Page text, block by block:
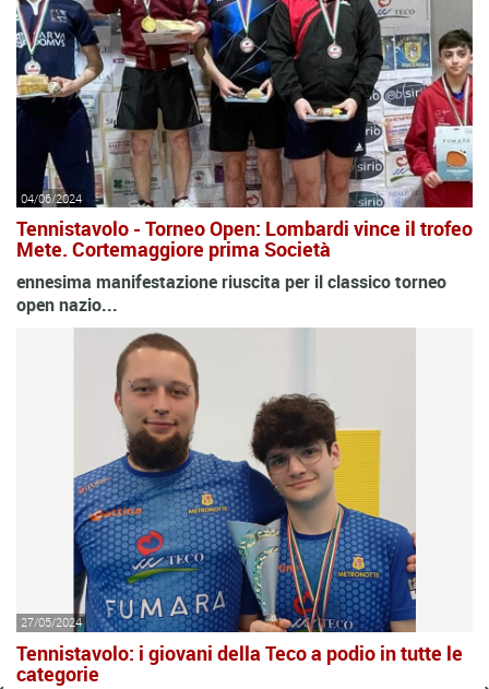
04/06/2024
Tennistavolo - Torneo Open: Lombardi vince il trofeo
Mete. Cortemaggiore prima Società
ennesima manifestazione riuscita per il classico torneo
open nazio...
27/05/2024
Tennistavolo: i giovani della Teco a podio in tutte le
categorie